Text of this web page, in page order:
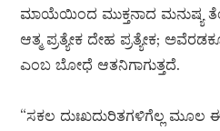
ಮಾಯೆಯಿಂದ ಮುಕ್ತನಾದ ಮನುಷ್ಯ
ಆತ್ಮ ಪ್ರತ್ಯೇಕ ದೇಹ ಪ್ರತ್ಯೇಕ;
ಎಂಬ ಬೋಧೆ ಆತನಿಗಾಗುತ್ತದೆ.
“ಸಕಲ ದುಃಖದುರಿತಗಳಿಗೆಲ್ಲ ಮೂಲ